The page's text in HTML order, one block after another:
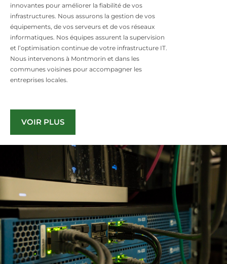
innovantes pour améliorer la fiabilité de vos
infrastructures. Nous assurons la gestion de vos
équipements, de vos serveurs et de vos réseaux
informatiques. Nos équipes assurent la supervision
et l’optimisation continue de votre infrastructure IT.
Nous intervenons à Montmorin et dans les
communes voisines pour accompagner les
entreprises locales.
VOIR PLUS